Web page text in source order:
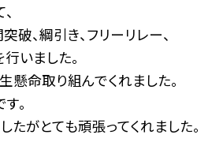
破、綱引き、フリーリレー、
いました。
命取り組んでくれました。
。
たがとても頑張ってくれました。